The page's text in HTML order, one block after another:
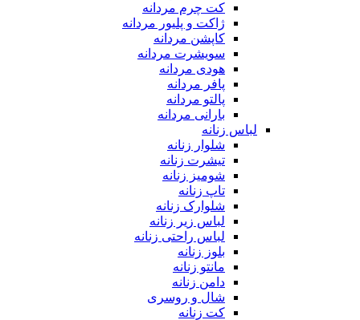
کت چرم مردانه
ژاکت و پلیور مردانه
کاپشن مردانه
سویشرت مردانه
هودی مردانه
پافر مردانه
پالتو مردانه
بارانی مردانه
لباس زنانه
شلوار زنانه
تیشرت زنانه
شومیز زنانه
تاپ زنانه
شلوارک زنانه
لباس زیر زنانه
لباس راحتی زنانه
بلوز زنانه
مانتو زنانه
دامن زنانه
شال و روسری
کت زنانه